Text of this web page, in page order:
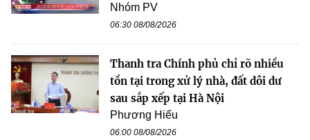
Nhóm PV
06:30 08/08/2026
Thanh tra Chính phủ chỉ rõ nhiều
tồn tại trong xử lý nhà, đất dôi dư
sau sắp xếp tại Hà Nội
Phương Hiếu
06:00 08/08/2026